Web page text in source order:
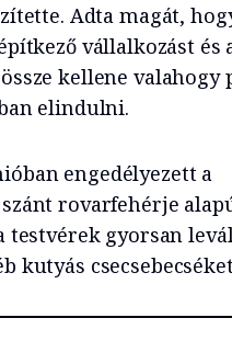
Adta magát,
vállalkozást és
kellene valahogy
elindulni.
engedélyezett a
rovarfehérje
testvérek gyorsan
kutyás